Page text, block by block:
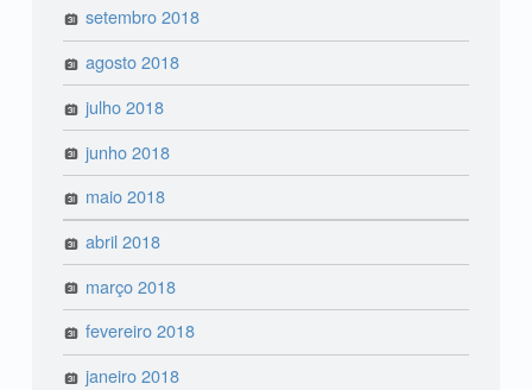
setembro 2018
agosto 2018
julho 2018
junho 2018
maio 2018
abril 2018
março 2018
fevereiro 2018
janeiro 2018